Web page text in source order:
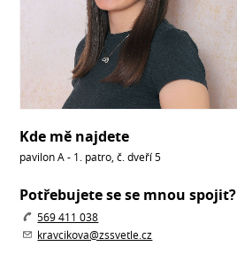
Kde mě najdete
pavilon A - 1. patro, č. dveří 5
Potřebujete se se mnou spojit?
569 411 038
kravcikova@zssvetle.cz